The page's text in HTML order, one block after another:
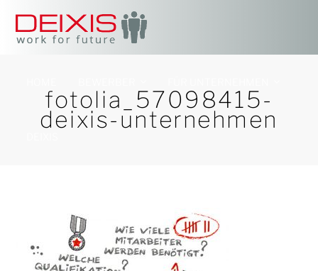
fotolia_57098415-
deixis-unternehmen